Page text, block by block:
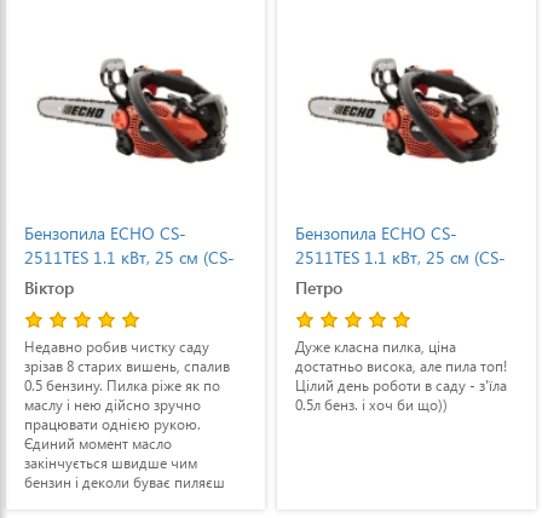
Бензопила ECHO CS-
2511TES 1.1 кВт, 25 см (CS-
2511TES)
Віктор
Недавно робив чистку саду
зрізав 8 старих вишень, спалив
0.5 бензину. Пилка ріже як по
маслу і нею дійсно зручно
працювати однією рукою.
Єдиний момент масло
закінчується швидше чим
бензин і деколи буває пиляєш
Бензопила ECHO CS-
2511TES 1.1 кВт, 25 см (CS-
2511TES)
Петро
Дуже класна пилка, ціна
достатньо висока, але пила топ!
Цілий день роботи в саду - з'їла
0.5л бенз. і хоч би що))